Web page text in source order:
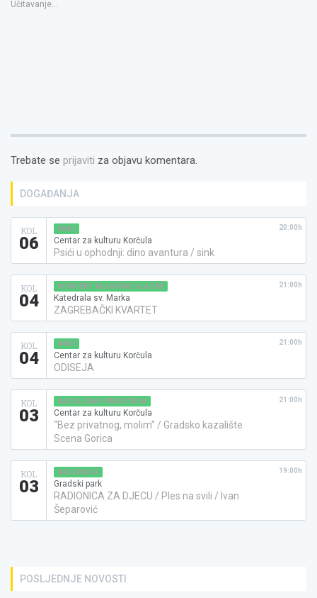
Učitavanje...
Trebate se prijaviti za objavu komentara.
DOGAĐANJA
KOL
06
KINO
Centar za kulturu Korčula
Psići u ophodnji: dino avantura / sink
20:00h
KOL
04
KONCERT KLASIČNE GLAZBE
Katedrala sv. Marka
ZAGREBAČKI KVARTET
21:00h
KOL
04
KINO
Centar za kulturu Korčula
ODISEJA
21:00h
KOL
03
KAZALIŠNA PREDSTAVA
Centar za kulturu Korčula
“Bez privatnog, molim” / Gradsko kazalište
Scena Gorica
21:00h
KOL
03
RADIONICA
Gradski park
RADIONICA ZA DJECU / Ples na svili / Ivan
Šeparović
19:00h
POSLJEDNJE NOVOSTI